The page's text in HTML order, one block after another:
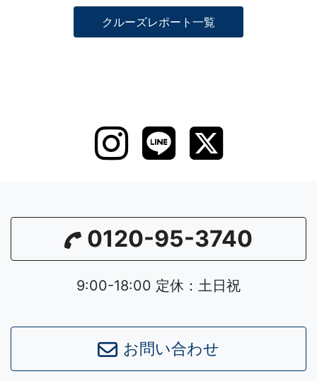
クルーズレポート一覧
0120-95-3740
9:00-18:00 定休：土日祝
お問い合わせ